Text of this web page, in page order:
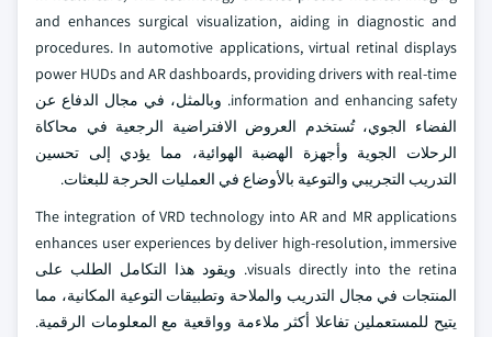
and enhances surgical visualization, aiding in diagnostic and
procedures. In automotive applications, virtual retinal displays
power HUDs and AR dashboards, providing drivers with real-time
information and enhancing safety. وبالمثل، في مجال الدفاع عن
الفضاء الجوي، تُستخدم العروض الافتراضية الرجعية في محاكاة
الرحلات الجوية وأجهزة الهضبة الهوائية، مما يؤدي إلى تحسين
التدريب التجريبي والتوعية بالأوضاع في العمليات الحرجة للبعثات.
The integration of VRD technology into AR and MR applications
enhances user experiences by deliver high-resolution, immersive
visuals directly into the retina. ويقود هذا التكامل الطلب على
المنتجات في مجال التدريب والملاحة وتطبيقات التوعية المكانية، مما
يتيح للمستعملين تفاعلا أكثر ملاءمة وواقعية مع المعلومات الرقمية.